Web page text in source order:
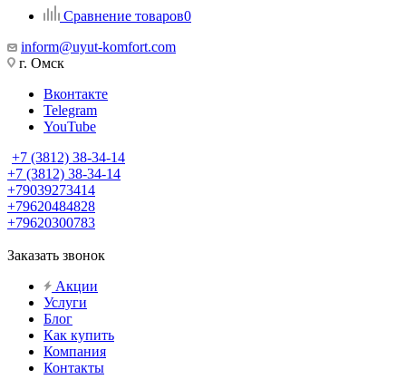
Сравнение товаров0
inform@uyut-komfort.com
г. Омск
Вконтакте
Telegram
YouTube
+7 (3812) 38-34-14
+7 (3812) 38-34-14
+79039273414
+79620484828
+79620300783
Заказать звонок
Акции
Услуги
Блог
Как купить
Компания
Контакты